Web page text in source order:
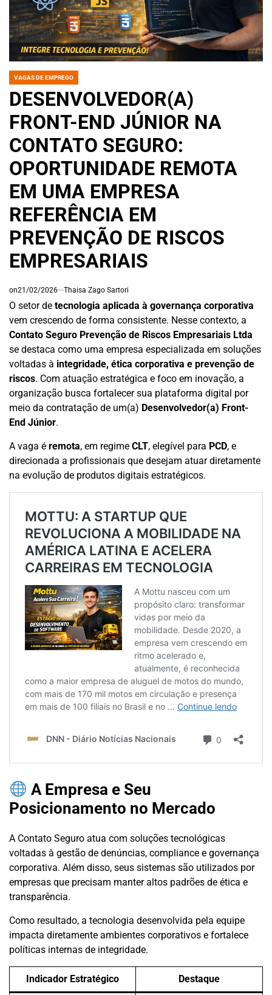
POSTED
VAGAS DE EMPREGO
DESENVOLVEDOR(A)
FRONT-END JÚNIOR NA
CONTATO SEGURO:
OPORTUNIDADE REMOTA
EM UMA EMPRESA
REFERÊNCIA EM
PREVENÇÃO DE RISCOS
EMPRESARIAIS
on21/02/2026 Thaisa Zago Sartori
O setor de tecnologia aplicada à governança corporativa
vem crescendo de forma consistente. Nesse contexto, a
Contato Seguro Prevenção de Riscos Empresariais Ltda
se destaca como uma empresa especializada em soluções
voltadas à integridade, ética corporativa e prevenção de
riscos. Com atuação estratégica e foco em inovação, a
organização busca fortalecer sua plataforma digital por
meio da contratação de um(a) Desenvolvedor(a) Front-
End Júnior.
A vaga é remota, em regime CLT, elegível para PCD, e
direcionada a profissionais que desejam atuar diretamente
na evolução de produtos digitais estratégicos.
A Empresa e Seu
Posicionamento no Mercado
A Contato Seguro atua com soluções tecnológicas
voltadas à gestão de denúncias, compliance e governança
corporativa. Além disso, seus sistemas são utilizados por
empresas que precisam manter altos padrões de ética e
transparência.
Como resultado, a tecnologia desenvolvida pela equipe
impacta diretamente ambientes corporativos e fortalece
políticas internas de integridade.
Indicador Estratégico Destaque